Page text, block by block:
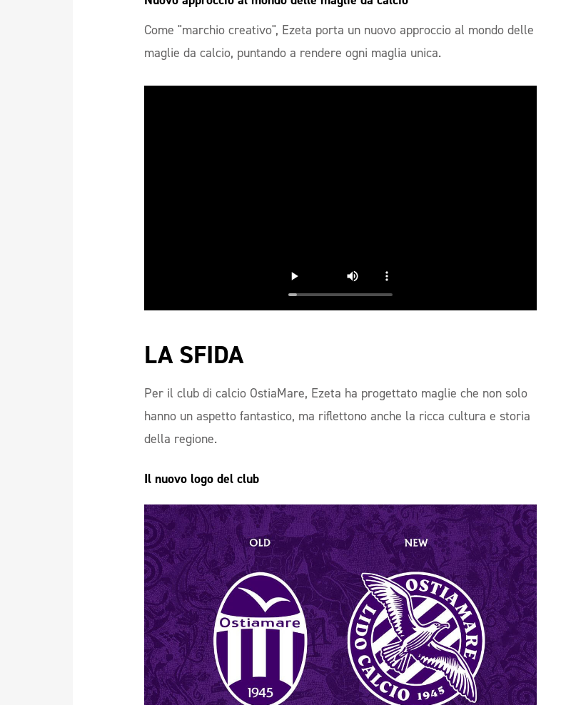
Come "marchio creativo", Ezeta porta un nuovo approccio al mondo delle
maglie da calcio, puntando a rendere ogni maglia unica.
LA SFIDA
Per il club di calcio OstiaMare, Ezeta ha progettato maglie che non solo
hanno un aspetto fantastico, ma riflettono anche la ricca cultura e storia
della regione.
Il nuovo logo del club